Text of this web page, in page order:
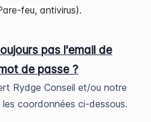
feu, antivirus).
pas l'email de
de passe ?
Rydge Conseil et/ou notre
coordonnées ci-dessous.